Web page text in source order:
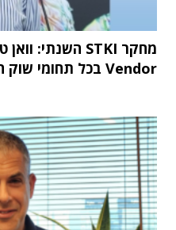
Vendor בכל תחומי שוק ה-IT